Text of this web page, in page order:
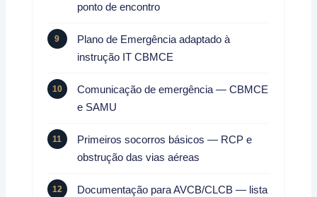
ponto de encontro
Plano de Emergência adaptado à
instrução IT CBMCE
Comunicação de emergência — CBMCE
e SAMU
Primeiros socorros básicos — RCP e
obstrução das vias aéreas
Documentação para AVCB/CLCB — lista